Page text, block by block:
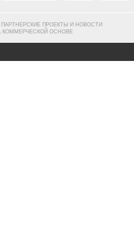
ПРОЕКТЫ И НОВОСТИ
КОММЕРЧЕСКОЙ ОСНОВЕ